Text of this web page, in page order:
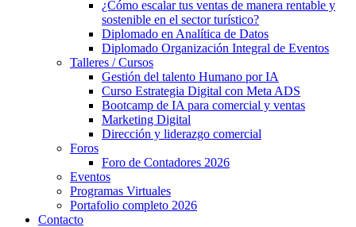
¿Cómo escalar tus ventas de manera rentable y
sostenible en el sector turístico?
Diplomado en Analítica de Datos
Diplomado Organización Integral de Eventos
Talleres / Cursos
Gestión del talento Humano por IA​
Curso Estrategia Digital con Meta ADS
Bootcamp de IA para comercial y ventas
Marketing Digital
Dirección y liderazgo comercial
Foros
Foro de Contadores 2026
Eventos
Programas Virtuales
Portafolio completo 2026
Contacto